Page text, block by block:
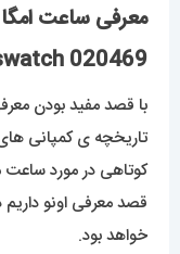
معرفی ساعت
020469
با قصد مفید بودن
تاریخچه ی کمپانی
کوتاهی در مورد ساعت
قصد معرفی اونو
خواهد بود.